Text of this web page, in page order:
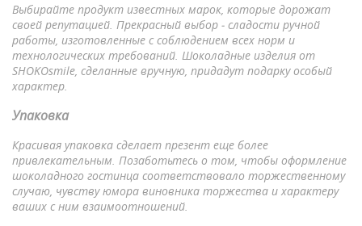
Выбирайте продукт известных марок, которые дорожат
своей репутацией. Прекрасный выбор ‒ сладости ручной
работы, изготовленные с соблюдением всех норм и
технологических требований. Шоколадные изделия от
SHOKOsmile, сделанные вручную, придадут подарку особый
характер.
Упаковка
Красивая упаковка сделает презент еще более
привлекательным. Позаботьтесь о том, чтобы оформление
шоколадного гостинца соответствовало торжественному
случаю, чувству юмора виновника торжества и характеру
ваших с ним взаимоотношений.